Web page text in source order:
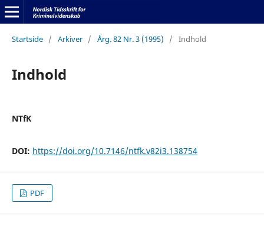
Startside / Arkiver / Årg. 82 Nr. 3 (1995) / Indhold
Indhold
NTfK
DOI: https://doi.org/10.7146/ntfk.v82i3.138754
PDF